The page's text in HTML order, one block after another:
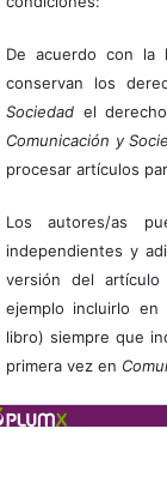
De acuerdo con la
conservan los
Sociedadel derecho
Comunicación y
procesar artículos
Los autores/as
independientes y
versión del
ejemplo incluirlo
libro) siempre que
primera vez en